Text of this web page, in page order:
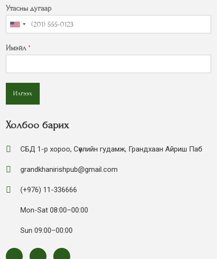
Утасны дугаар
Имэйл *
Илгээх
Холбоо барих
СБД 1-р хороо, Сөүлийн гудамж, Грандхаан Айриш Паб
grandkhanirishpub@gmail.com
(+976) 11-336666
Mon-Sat 08:00–00:00
Sun 09:00–00:00